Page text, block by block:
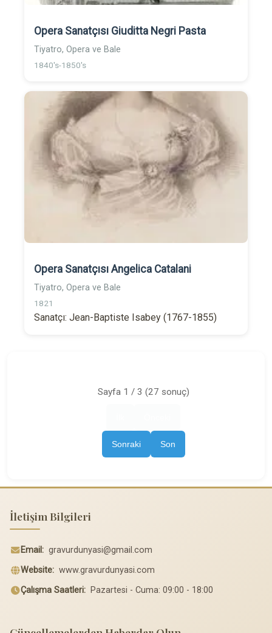
Opera Sanatçısı Giuditta Negri Pasta
Tiyatro, Opera ve Bale
1840's-1850's
Opera Sanatçısı Angelica Catalani
Tiyatro, Opera ve Bale
1821
Sanatçı: Jean-Baptiste Isabey (1767-1855)
Sayfa 1 / 3 (27 sonuç)
Sonraki Son
İletişim Bilgileri
Email: gravurdunyasi@gmail.com
Website: www.gravurdunyasi.com
Çalışma Saatleri: Pazartesi - Cuma: 09:00 - 18:00